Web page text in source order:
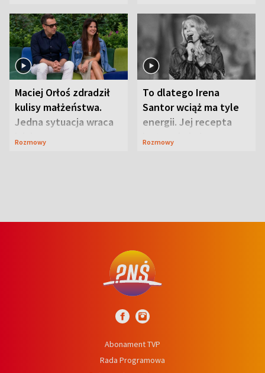
Maciej Orłoś zdradził
kulisy małżeństwa.
Jedna sytuacja wraca
jak bumerang
Rozmowy
To dlatego Irena
Santor wciąż ma tyle
energii. Jej recepta
jest zaskakująco
Rozmowy
Abonament TVP
Rada Programowa